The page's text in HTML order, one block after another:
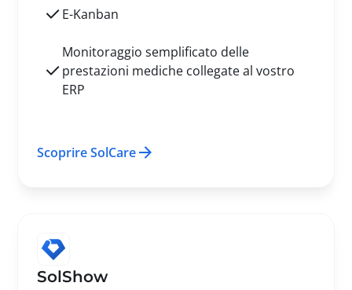
E-Kanban
Monitoraggio semplificato delle
prestazioni mediche collegate al vostro
ERP
Scoprire SolCare
SolShow